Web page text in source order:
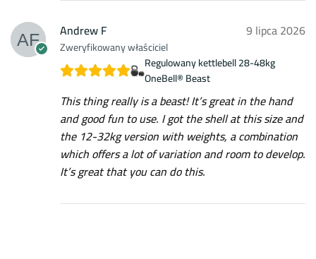
Andrew F
Zweryfikowany właściciel
9 lipca 2026
Regulowany kettlebell 28-48kg
OneBell® Beast
This thing really is a beast! It’s great in the hand
and good fun to use. I got the shell at this size and
the 12-32kg version with weights, a combination
which offers a lot of variation and room to develop.
It’s great that you can do this.